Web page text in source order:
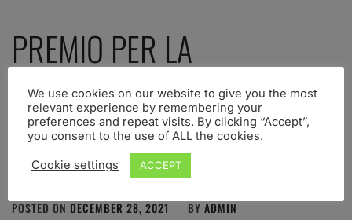
PREMIO PER LA
COMUNICAZIONE IN
NEUROSCIENZE “ALDO
FASOLO”
POSTED ON DECEMBER 28, 2021 BY ADMIN
We use cookies on our website to give you the most
relevant experience by remembering your
preferences and repeat visits. By clicking “Accept”,
you consent to the use of ALL the cookies.
Cookie settings ACCEPT